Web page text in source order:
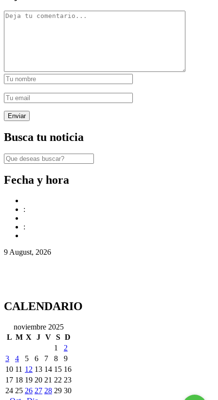
Busca tu noticia
Fecha y hora
:
:
9 August, 2026
CALENDARIO
noviembre 2025
L M X J V S D
1
2
3
4 5 6 7 8
9
10 11 12 13 14 15 16
17 18 19 20 21 22 23
24 25 26 27 28 29 30